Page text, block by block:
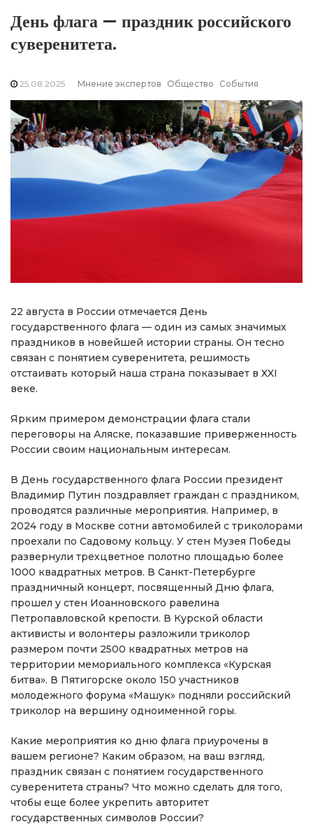
День флага — праздник российского
суверенитета.
25.08.2025 Мнение экспертов Общество События
22 августа в России отмечается День
государственного флага — один из самых значимых
праздников в новейшей истории страны. Он тесно
связан с понятием суверенитета, решимость
отстаивать который наша страна показывает в XXI
веке.
Ярким примером демонстрации флага стали
переговоры на Аляске, показавшие приверженность
России своим национальным интересам.
В День государственного флага России президент
Владимир Путин поздравляет граждан с праздником,
проводятся различные мероприятия. Например, в
2024 году в Москве сотни автомобилей с триколорами
проехали по Садовому кольцу. У стен Музея Победы
развернули трехцветное полотно площадью более
1000 квадратных метров. В Санкт-Петербурге
праздничный концерт, посвященный Дню флага,
прошел у стен Иоанновского равелина
Петропавловской крепости. В Курской области
активисты и волонтеры разложили триколор
размером почти 2500 квадратных метров на
территории мемориального комплекса «Курская
битва». В Пятигорске около 150 участников
молодежного форума «Машук» подняли российский
триколор на вершину одноименной горы.
Какие мероприятия ко дню флага приурочены в
вашем регионе? Каким образом, на ваш взгляд,
праздник связан с понятием государственного
суверенитета страны? Что можно сделать для того,
чтобы еще более укрепить авторитет
государственных символов России?